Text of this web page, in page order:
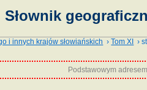
Słownik
i innych krajów słowiańskich ›Tom XI ›
Podstawowym